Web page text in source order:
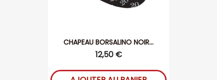
CHAPEAU BORSALINO NOIR...
12,50 €